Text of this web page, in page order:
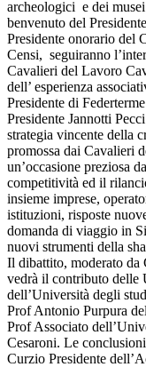
archeologici e dei
benvenuto del
Presidente onorario del
Censi, seguiranno
Cavalieri del Lavoro
dell’ esperienza
Presidente di
Presidente Jannotti
strategia vincente della
promossa dai Cavalieri
un’occasione preziosa
competitività ed il
insieme imprese,
istituzioni, risposte
domanda di viaggio in
nuovi strumenti della
Il dibattito, moderato da
vedrà il contributo
dell’Università degli
Prof Antonio Purpura
Prof Associato
Cesaroni. Le
Curzio Presidente